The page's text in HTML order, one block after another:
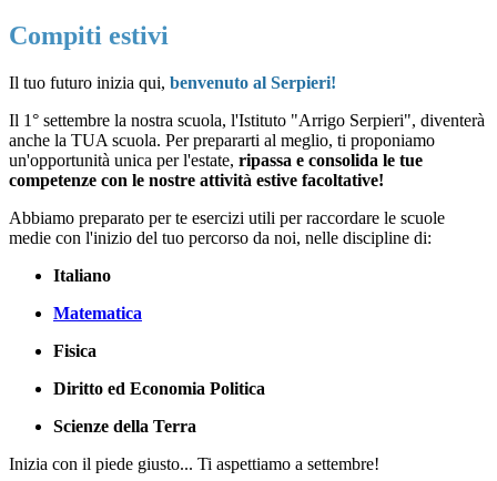
Compiti estivi
Il tuo futuro inizia qui, benvenuto al Serpieri!
Il 1° settembre la nostra scuola, l'Istituto "Arrigo Serpieri", diventerà
anche la TUA scuola. Per prepararti al meglio, ti proponiamo
un'opportunità unica per l'estate, ripassa e consolida le tue
competenze con le nostre attività estive facoltative!
Abbiamo preparato per te esercizi utili per raccordare le scuole
medie con l'inizio del tuo percorso da noi, nelle discipline di:
Italiano
Matematica
Fisica
Diritto ed Economia Politica
Scienze della Terra
Inizia con il piede giusto... Ti aspettiamo a settembre!